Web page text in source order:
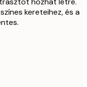
kereteihez, és a